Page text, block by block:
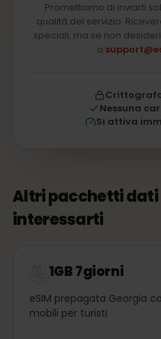
Promettiamo di inviarti
qualità del servizio.
speciali, ma se non
a
Nessuna
Si attiva
Altri pacchetti dati
interessarti
1GB 7giorni
eSIM prepagata Georgia
mobili per turisti